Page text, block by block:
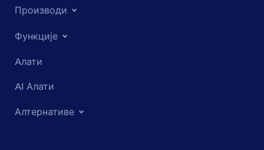
Производи
Функције
Aлати
AI Алати
Алтернативе